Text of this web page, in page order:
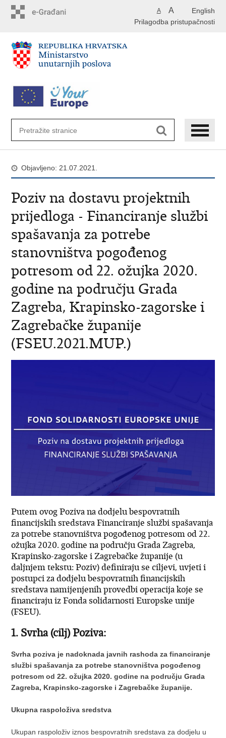
English
A A
Prilagodba pristupačnosti
Objavljeno: 21.07.2021.
Poziv na dostavu projektnih
prijedloga - Financiranje službi
spašavanja za potrebe
stanovništva pogođenog
potresom od 22. ožujka 2020.
godine na području Grada
Zagreba, Krapinsko-zagorske i
Zagrebačke županije
(FSEU.2021.MUP.)
Putem ovog Poziva na dodjelu bespovratnih
financijskih sredstava Financiranje službi spašavanja
za potrebe stanovništva pogođenog potresom od 22.
ožujka 2020. godine na području Grada Zagreba,
Krapinsko-zagorske i Zagrebačke županije (u
daljnjem tekstu: Poziv) definiraju se ciljevi, uvjeti i
postupci za dodjelu bespovratnih financijskih
sredstava namijenjenih provedbi operacija koje se
financiraju iz Fonda solidarnosti Europske unije
(FSEU).
1. Svrha (cilj) Poziva:
Svrha poziva je nadoknada javnih rashoda za financiranje
službi spašavanja za potrebe stanovništva pogođenog
potresom od 22. ožujka 2020. godine na području Grada
Zagreba, Krapinsko-zagorske i Zagrebačke županije.
Ukupna raspoloživa sredstva
Ukupan raspoloživ iznos bespovratnih sredstava za dodjelu u